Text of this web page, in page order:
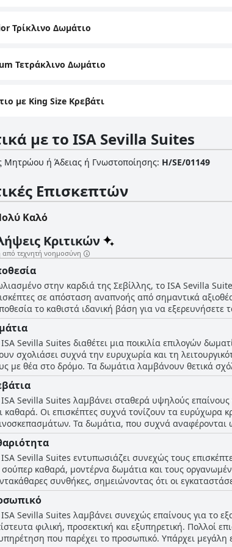
Τρίκλινο Δωμάτιο
Τετράκλινο Δωμάτιο
με King Size Κρεβάτι
με το ISA Sevilla Suites
Μητρώου ή Άδειας ή Γνωστοποίησης: H/SE/01149
Επισκεπτών
Καλό
Κριτικών
από τεχνητή νοημοσύνη
στην καρδιά της Σεβίλλης, το ISA Sevilla
σε απόσταση αναπνοής από σημαντικά
το καθιστά ιδανική βάση για να εξερευνήσετε
δρόμους εύκολα προσβάσιμα. Οι
εξασφαλίζει εύκολη πρόσβαση με τα πόδια σε όλα
για την καθαριότητα, την άνεση και την
να εξασφαλίσουν μια ήρεμη διαμονή παρά την
πόλη από τα μπαλκόνια. Είτε πρόκειται για μια
μια εξαιρετική επιλογή για να βυθιστούν στην
Sevilla Suites διαθέτει μια ποικιλία επιλογών
σχολιάσει συχνά την ευρυχωρία και τη
με θέα στο δρόμο. Τα δωμάτια λαμβάνουν θετικά
ως εξαιρετικά. Η καθαριότητα επαινείται σταθερά, συμβάλλοντας σε μια ζεστή και φιλόξενη ατμόσφαιρα. Αρκετά
διαθέτουν επίσης μπαλκόνια, προσθέτοντας
υπάρχουν μεγαλύτερα δωμάτια σχεδιασμένα για να
πληρούν όλα τα δωμάτια αυτά τα πρότυπα. Ορισμένες
ειδικά για μεγαλύτερες ομάδες. Μερικά δωμάτια
λόγω του περιορισμένου φυσικού φωτός και του
Suites προσφέρει άνετη, καθαρή και πρακτική
ότι οι υποψήφιοι επισκέπτες θα
Sevilla Suites λαμβάνει σταθερά υψηλούς επαίνους
καθαρά. Οι επισκέπτες συχνά τονίζουν τα
Τα δωμάτια, που συχνά
επισημαίνουν την απαράμιλλη τοποθεσία
Είτε πρόκειται για την ευρυχωρία, είτε για το
εκφράζουν συχνά υψηλή ικανοποίηση με τις
Sevilla Suites εντυπωσιάζει συνεχώς τους
καθαρά, μοντέρνα δωμάτια και τους
συνθήκες, σημειώνοντας ότι οι
τόσο στα δωμάτια όσο και στα μπάνια,
είναι καθαρά, αλλά διαθέτουν επίσης
και άνετες. Αρκετές κριτικές αναφέρουν ότι
προτύπων. Το φιλικό προσωπικό καθαριότητας
την εξαιρετική καθαριότητα και να προσφέρει μια ευχάριστη διαμονή. Η
Sevilla Suites λαμβάνει συνεχώς επαίνους για το
φιλική, προσεκτική και εξυπηρετική. Πολλοί
που παρέχει το προσωπικό. Υπάρχει μεγάλη